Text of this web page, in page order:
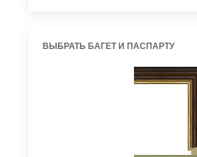
ВЫБРАТЬ БАГЕТ И ПАСПАРТУ